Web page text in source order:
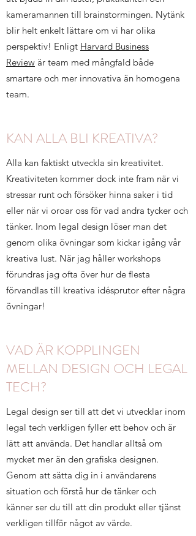
kameramannen till brainstormingen. Nytänk
blir helt enkelt lättare om vi har olika
perspektiv! Enligt Harvard Business
Review är team med mångfald både
smartare och mer innovativa än homogena
team.
KAN ALLA BLI KREATIVA?
Alla kan faktiskt utveckla sin kreativitet.
Kreativiteten kommer dock inte fram när vi
stressar runt och försöker hinna saker i tid
eller när vi oroar oss för vad andra tycker och
tänker. Inom legal design löser man det
genom olika övningar som kickar igång vår
kreativa lust. När jag håller workshops
förundras jag ofta över hur de flesta
förvandlas till kreativa idésprutor efter några
övningar!
VAD ÄR KOPPLINGEN
MELLAN DESIGN OCH LEGAL
TECH?
Legal design ser till att det vi utvecklar inom
legal tech verkligen fyller ett behov och är
lätt att använda. Det handlar alltså om
mycket mer än den grafiska designen.
Genom att sätta dig in i användarens
situation och förstå hur de tänker och
känner ser du till att din produkt eller tjänst
verkligen tillför något av värde.